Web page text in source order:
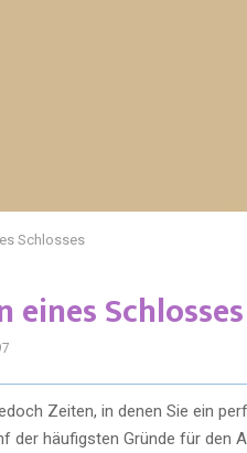
Schlosses
eines Schlosses
Zeiten, in denen Sie ein
der häufigsten Gründe für den